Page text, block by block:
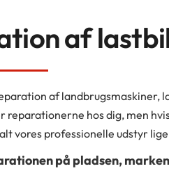
af
af landbrugsmaskiner,
reparationerne hos dig, men
vores professionelle udstyr
på pladsen,